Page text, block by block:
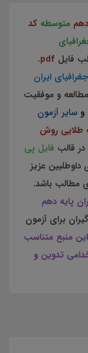
دهم متوسطه کد
فایل pdf
.
جغرافیای ایران
و موفقیت
و سایر آزمون
طلایی روش
در قالب فایل پی
عزیز
مطالب باشد.
پایه دهم
برای آزمون
این منبع متناسب
تدوین و